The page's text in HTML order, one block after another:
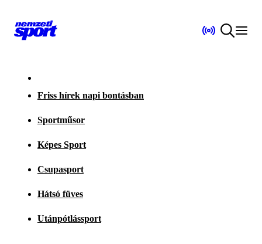
Friss hírek napi bontásban
Sportműsor
Képes Sport
Csupasport
Hátsó füves
Utánpótlássport